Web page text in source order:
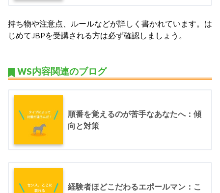
持ち物や注意点、ルールなどが詳しく書かれています。は
じめてJBPを受講される方は必ず確認しましょう。
WS内容関連のブログ
順番を覚えるのが苦手なあなたへ：傾
向と対策
経験者ほどこだわるエポールマン：こ